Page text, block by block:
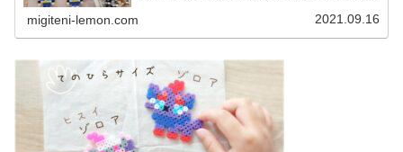
migiteni-lemon.com 2021.09.16